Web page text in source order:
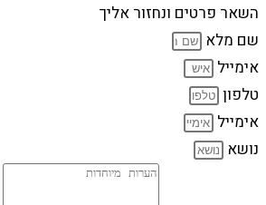
השאר פרטים ונחזור אליך
שם מלא
אימייל
טלפון
אימייל
נושא